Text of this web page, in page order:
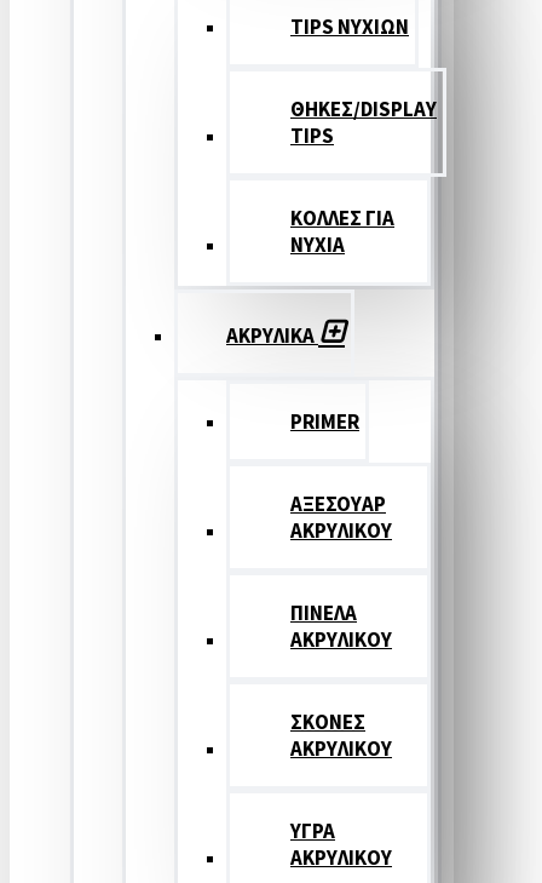
TIPS ΝΥΧΙΩΝ
ΘΗΚΕΣ/DISPLAY
TIPS
ΚΟΛΛΕΣ ΓΙΑ
ΝΥΧΙΑ
ΑΚΡΥΛΙΚΑ
PRIMER
ΑΞΕΣΟΥΑΡ
ΑΚΡΥΛΙΚΟΥ
ΠΙΝΕΛΑ
ΑΚΡΥΛΙΚΟΥ
ΣΚΟΝΕΣ
ΑΚΡΥΛΙΚΟΥ
ΥΓΡΑ
ΑΚΡΥΛΙΚΟΥ